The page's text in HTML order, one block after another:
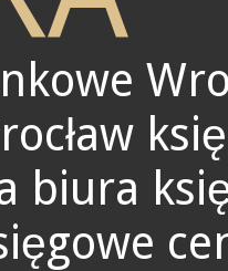
biura